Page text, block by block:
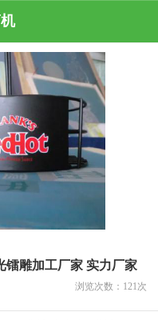
镭雕加工厂家 实力厂家
浏览次数： 121 次